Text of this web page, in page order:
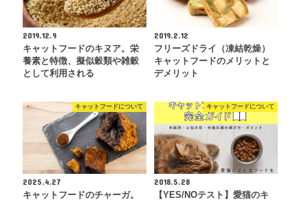
2019.12.9
キャットフードのキヌア。栄
養素と特徴、擬似穀類や雑穀
として利用される
2019.2.12
フリーズドライ（凍結乾燥）
キャットフードのメリットと
デメリット
キャットフードについて
2025.4.27
キャットフードのチャーガ。
キャットフードについて
2018.5.28
【YES/NOテスト】愛猫のキ